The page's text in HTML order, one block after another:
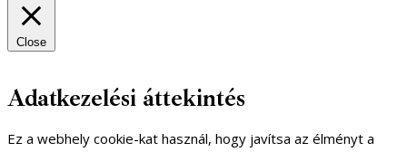
Close
Adatkezelési áttekintés
Ez a webhely cookie-kat használ, hogy javítsa az élményt a